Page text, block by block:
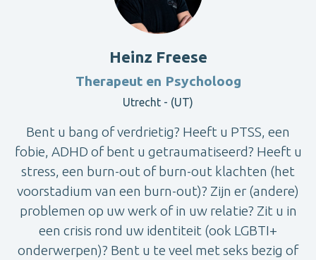
Heinz Freese
Therapeut en Psycholoog
Utrecht - (UT)
Bent u bang of verdrietig? Heeft u PTSS, een
fobie, ADHD of bent u getraumatiseerd? Heeft u
stress, een burn-out of burn-out klachten (het
voorstadium van een burn-out)? Zijn er (andere)
problemen op uw werk of in uw relatie? Zit u in
een crisis rond uw identiteit (ook LGBTI+
onderwerpen)? Bent u te veel met seks bezig of